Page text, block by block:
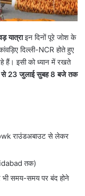
यात्राइन दिनों पूरे जोश के
दिल्ली-NCR होते हुए
हैं। इसी को ध्यान में रखते
से 23जुलाई सुबह 8बजे तक
राउंडअबाउट से लेकर
तक)
भी समय-समय पर बंद होने